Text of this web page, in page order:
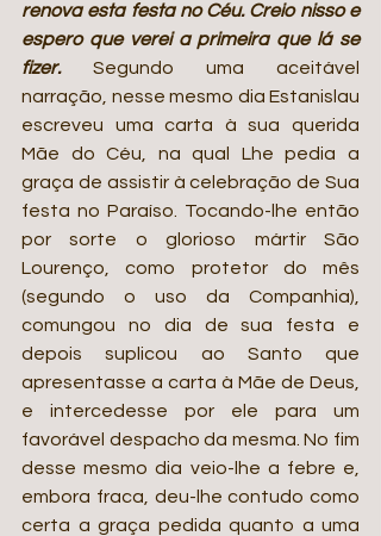
renova esta festa no Céu. Creio nisso e
espero que verei a primeira que lá se
fizer.
Segundo uma aceitável
narração, nesse mesmo dia Estanislau
escreveu uma carta à sua querida
Mãe do Céu, na qual Lhe pedia a
graça de assistir à celebração de Sua
festa no Paraíso. Tocando-lhe então
por sorte o glorioso mártir São
Lourenço, como protetor do mês
(segundo o uso da Companhia),
comungou no dia de sua festa e
depois suplicou ao Santo que
apresentasse a carta à Mãe de Deus,
e intercedesse por ele para um
favorável despacho da mesma. No fim
desse mesmo dia veio-lhe a febre e,
embora fraca, deu-lhe contudo como
certa a graça pedida quanto a uma